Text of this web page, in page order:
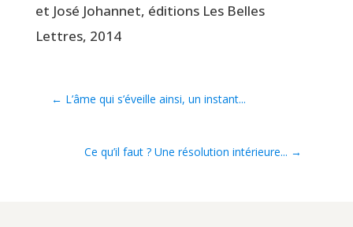
et José Johan­net, édi­tions Les Belles
Lettres, 2014
← L’âme qui s’éveille ainsi, un instant...
Ce qu’il faut ? Une résolution intérieure... →